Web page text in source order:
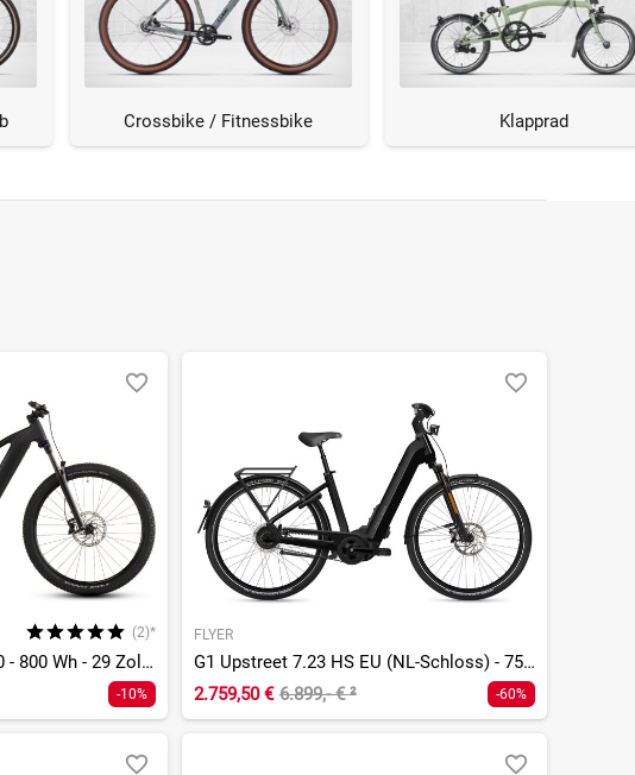
Crossbike / Fitnessbike Klapprad
(2)*
Reaction Hybrid Pro 800 - 800 Wh - 29 Zoll - Diamant
-10%
FLYER
G1 Upstreet 7.23 HS EU (NL-Schloss) - 750 Wh - 28 Zoll - Tiefeinsteiger
2.759,50 € 6.899,- €² -60%